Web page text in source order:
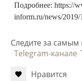
Подробнее: https://
inform.ru/news/2019/
Следите за
Telegram-канале
Нравится